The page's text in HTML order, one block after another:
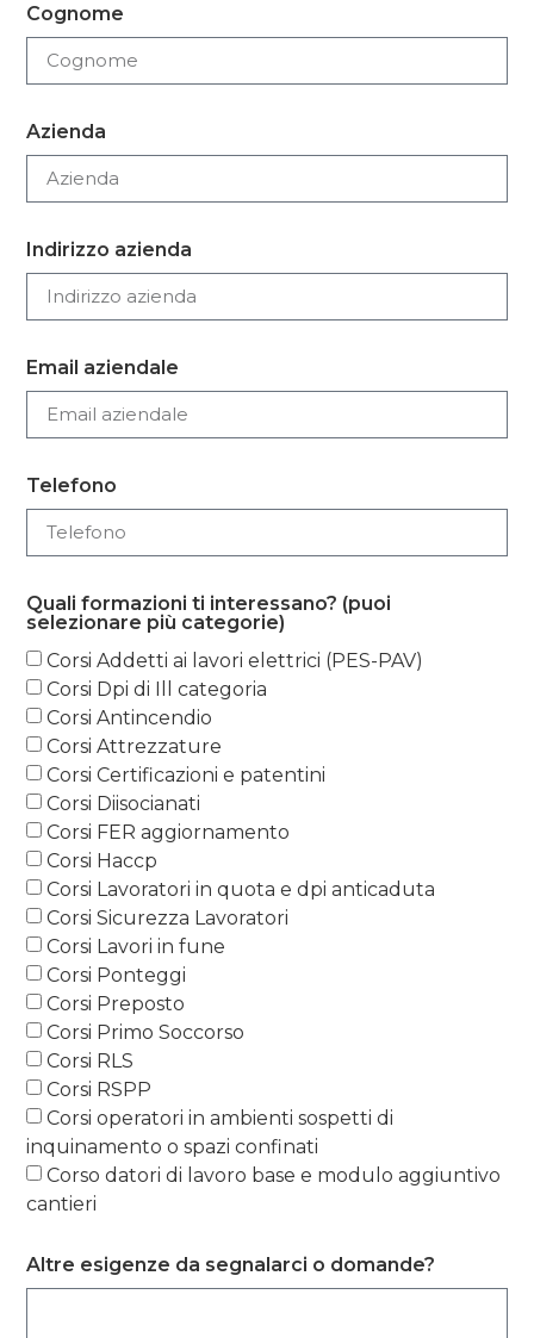
Cognome
Azienda
Indirizzo azienda
Email aziendale
Telefono
Quali formazioni ti interessano? (puoi
selezionare più categorie)
Corsi Addetti ai lavori elettrici (PES-PAV)
Corsi Dpi di Ill categoria
Corsi Antincendio
Corsi Attrezzature
Corsi Certificazioni e patentini
Corsi Diisocianati
Corsi FER aggiornamento
Corsi Haccp
Corsi Lavoratori in quota e dpi anticaduta
Corsi Sicurezza Lavoratori
Corsi Lavori in fune
Corsi Ponteggi
Corsi Preposto
Corsi Primo Soccorso
Corsi RLS
Corsi RSPP
Corsi operatori in ambienti sospetti di
inquinamento o spazi confinati
Corso datori di lavoro base e modulo aggiuntivo
cantieri
Altre esigenze da segnalarci o domande?